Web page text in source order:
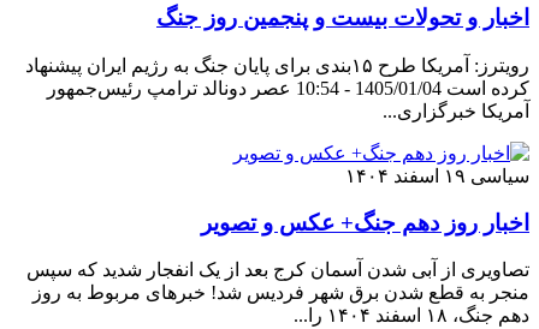
اخبار و تحولات بیست و پنجمین روز جنگ
رویترز: آمریکا طرح ۱۵بندی برای پایان جنگ به رژیم ایران پیشنهاد
کرده است 1405/01/04 - 10:54 عصر دونالد ترامپ رئیس‌جمهور
آمریکا خبرگزاری...
سیاسی ۱۹ اسفند ۱۴۰۴
اخبار روز دهم جنگ+ عکس و تصویر
تصاویری از آبی شدن آسمان کرج بعد از یک انفجار شدید که سپس
منجر به قطع شدن برق شهر فردیس شد! خبرهای مربوط به روز
دهم جنگ، ۱۸ اسفند ۱۴۰۴ را...